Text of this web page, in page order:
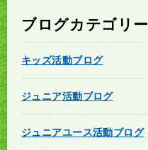
ブログカテゴリー
キッズ活動ブログ
ジュニア活動ブログ
ジュニアユース活動ブログ